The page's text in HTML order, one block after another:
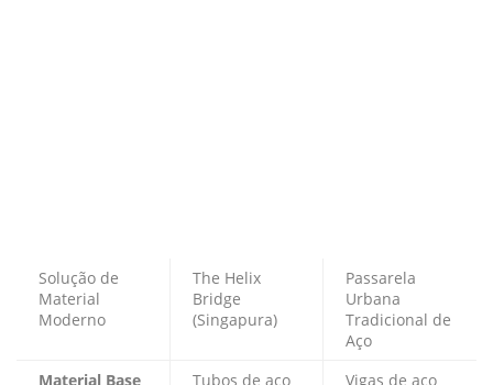
Solução de
Material
Moderno
The Helix
Bridge
(Singapura)
Passarela
Urbana
Tradicional de
Aço
Material Base
Tubos de aço Vigas de aço